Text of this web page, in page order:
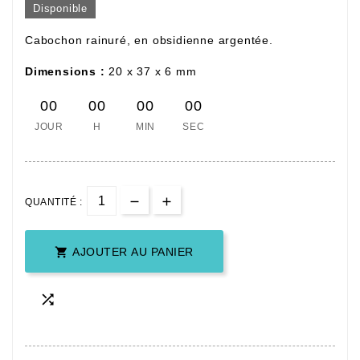
Disponible
Cabochon rainuré, en obsidienne argentée.
Dimensions : 20 x 37 x 6 mm
00
JOUR
00
H
00
MIN
00
SEC
QUANTITÉ :
 AJOUTER AU PANIER
